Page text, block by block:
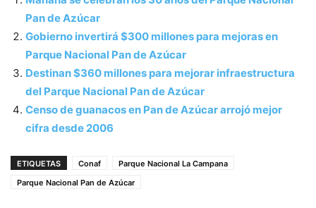
Pan de Azúcar
Gobierno invertirá $300 millones para mejoras en
Parque Nacional Pan de Azúcar
Destinan $360 millones para mejorar infraestructura
del Parque Nacional Pan de Azúcar
Censo de guanacos en Pan de Azúcar arrojó mejor
cifra desde 2006
ETIQUETAS Conaf
Parque Nacional La Campana
Parque Nacional Pan de Azúcar